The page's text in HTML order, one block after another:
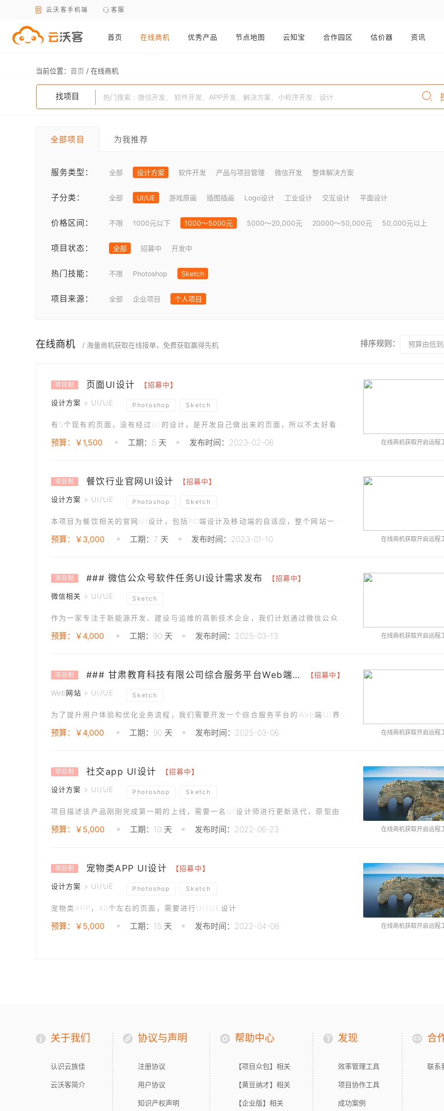
云沃客手机端 客服
首页 在线商机 优秀产品 节点地图 云知宝 合作园区 估价器 资讯
当前位置： 首页 / 在线商机
找项目
全部项目 为我推荐
服务类型： 全部 设计方案 软件开发 产品与项目管理 微信开发 整体解决方案
子分类： 全部 UI/UE 游戏原画 插图插画 Logo设计 工业设计 交互设计 平面设计
价格区间： 不限 1000元以下 1000～5000元 5000～20,000元 20000～50,000元 50,000元以上
项目状态： 全部 招募中 开发中
热门技能： 不限 Photoshop Sketch
项目来源： 全部 企业项目 个人项目
在线商机 / 海量商机获取在线接单，免费获取赢得先机 排序规则： 预算由低
项目制 页面UI设计 【招募中】
设计方案 > UI/UE Photoshop Sketch
预算：￥1,500 工期：5 天 发布时间：2023-02-06 在线商机获取开启远程
项目制 餐饮行业官网UI设计 【招募中】
设计方案 > UI/UE Photoshop Sketch
预算：￥3,000 工期：7 天 发布时间：2023-01-10 在线商机获取开启远程
项目制 ### 微信公众号软件任务UI设计需求发布 【招募中】
微信相关 > UI/UE Sketch
预算：￥4,000 工期：90 天 发布时间：2025-03-13 在线商机获取开启远程
项目制 ### 甘肃教育科技有限公司综合服务平台Web端UI设计 【招募中】
Web网站 > UI/UE Sketch
预算：￥4,000 工期：90 天 发布时间：2025-03-06 在线商机获取开启远程
项目制 社交app UI设计 【招募中】
设计方案 > UI/UE Photoshop Sketch
预算：￥5,000 工期：10 天 发布时间：2022-06-23 在线商机获取开启远程
项目制 宠物类APP UI设计 【招募中】
设计方案 > UI/UE Photoshop Sketch
宠物类APP，40个左右的页面，需要进行UI/UE设计
预算：￥5,000 工期：15 天 发布时间：2022-04-08 在线商机获取开启远程
关于我们
认识云族佳
云沃客简介
协议与声明
注册协议
用户协议
知识产权声明
帮助中心
【项目众包】相关
【黄豆纳才】相关
【企业版】相关
发现
效率管理工具
项目协作工具
成功案例
合
联系